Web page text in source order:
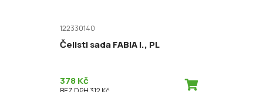
122330140
Čelisti sada FABIA I., PL
378 Kč